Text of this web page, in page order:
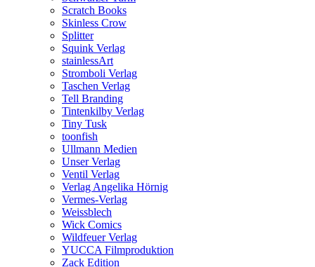
Scratch Books
Skinless Crow
Splitter
Squink Verlag
stainlessArt
Stromboli Verlag
Taschen Verlag
Tell Branding
Tintenkilby Verlag
Tiny Tusk
toonfish
Ullmann Medien
Unser Verlag
Ventil Verlag
Verlag Angelika Hörnig
Vermes-Verlag
Weissblech
Wick Comics
Wildfeuer Verlag
YUCCA Filmproduktion
Zack Edition